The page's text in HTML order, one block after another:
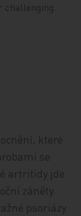
které
se
artritidy jde
záněty.
psoriázy